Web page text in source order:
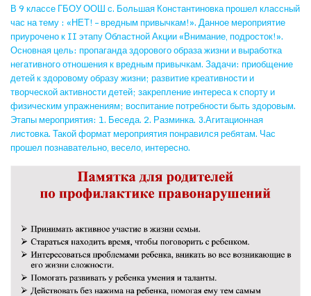
В 9 классе ГБОУ ООШ с. Большая Константиновка прошел классный
час на тему : «НЕТ! – вредным привычкам!». Данное мероприятие
приурочено к II этапу Областной Акции «Внимание, подросток!».
Основная цель: пропаганда здорового образа жизни и выработка
негативного отношения к вредным привычкам. Задачи: приобщение
детей к здоровому образу жизни; развитие креативности и
творческой активности детей; закрепление интереса к спорту и
физическим упражнениям; воспитание потребности быть здоровым.
Этапы мероприятия: 1. Беседа. 2. Разминка. 3.Агитационная
листовка. Такой формат мероприятия понравился ребятам. Час
прошел познавательно, весело, интересно.